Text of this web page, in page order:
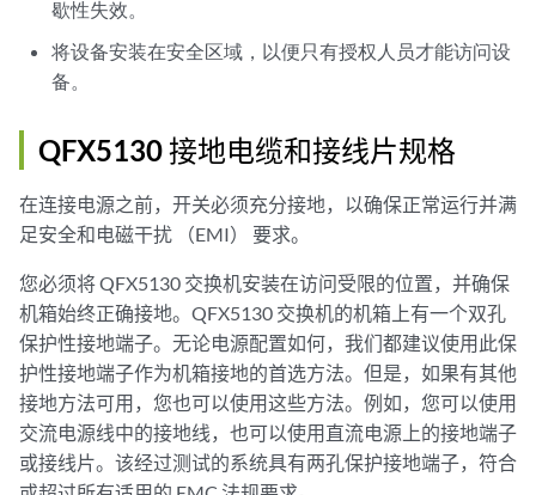
歇性失效。
将设备安装在安全区域，以便只有授权人员才能访问设
备。
QFX5130 接地电缆和接线片规格
在连接电源之前，开关必须充分接地，以确保正常运行并满
足安全和电磁干扰 （EMI） 要求。
您必须将 QFX5130 交换机安装在访问受限的位置，并确保
机箱始终正确接地。QFX5130 交换机的机箱上有一个双孔
保护性接地端子。无论电源配置如何，我们都建议使用此保
护性接地端子作为机箱接地的首选方法。但是，如果有其他
接地方法可用，您也可以使用这些方法。例如，您可以使用
交流电源线中的接地线，也可以使用直流电源上的接地端子
或接线片。该经过测试的系统具有两孔保护接地端子，符合